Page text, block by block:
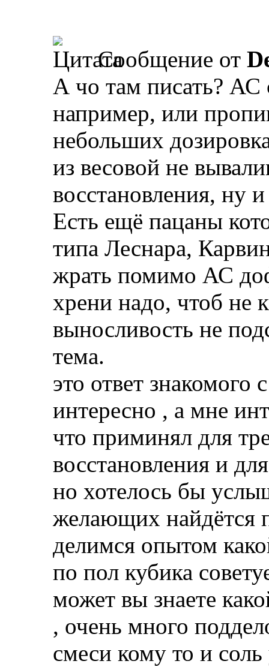
Сообщение от
А чо там писать?
например, или
небольших
из весовой не
восстановления, ну
Есть ещё пацаны
типа Леснара,
жрать помимо АС
хрени надо, чтоб не
выносливость не
тема.
это ответ знакомого
интересно , а мне
что приминял для
восстановления и
но хотелось бы
желающих найдётся
делимся опытом
по пол кубика
может вы знаете
, очень много
смеси кому то и